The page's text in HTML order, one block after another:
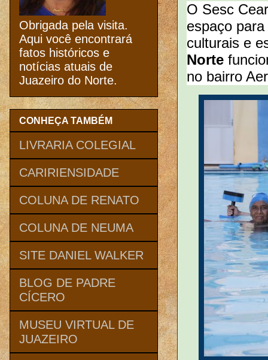
O Sesc
espaço
culturais e
Norte
no bairro
Obrigada pela visita.
Aqui você encontrará
fatos históricos e
notícias atuais de
Juazeiro do Norte.
CONHEÇA TAMBÉM
LIVRARIA COLEGIAL
CARIRIENSIDADE
COLUNA DE RENATO
COLUNA DE NEUMA
SITE DANIEL WALKER
BLOG DE PADRE
CÍCERO
MUSEU VIRTUAL DE
JUAZEIRO